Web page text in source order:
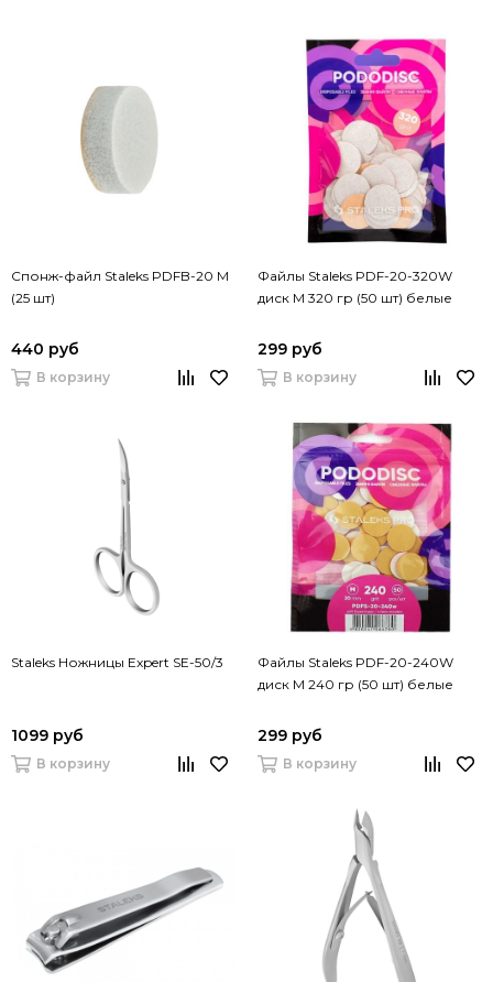
Спонж-файл Staleks PDFB-20 M
(25 шт)
440 руб
В корзину
Файлы Staleks PDF-20-320W
диск M 320 гр (50 шт) белые
299 руб
В корзину
Staleks Ножницы Expert SE-50/3
1099 руб
В корзину
Файлы Staleks PDF-20-240W
диск M 240 гр (50 шт) белые
299 руб
В корзину